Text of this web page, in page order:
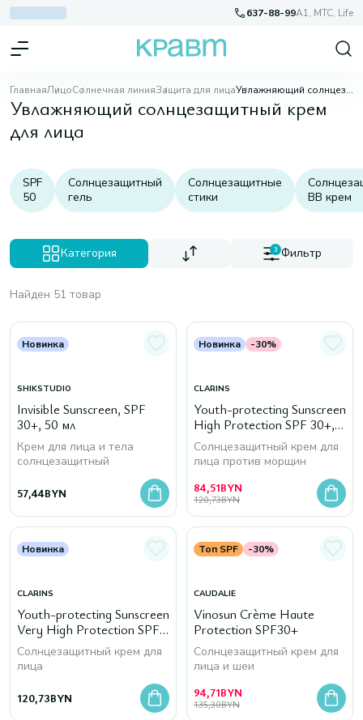
637-88-99A1, МТС, Life
ГлавнаяЛицоСолнечная линияЗащита для лица Увлажняющий солнцезащитный крем для лица
Увлажняющий солнцезащитный крем
для лица
SPF
50
Солнцезащитный
гель
Солнцезащитные
стики
BB крем
Категория 3 Фильтр
Найден 51 товар
Новинка
SHIKSTUDIO
Invisible Sunscreen, SPF
30+, 50 мл
Крем для лица и тела
солнцезащитный
57,44BYN
Новинка -30%
CLARINS
Youth-protecting Sunscreen
High Protection SPF 30+,
50 мл
Солнцезащитный крем для
лица против морщин
84,51BYN
120,73BYN
Новинка
CLARINS
Youth-protecting Sunscreen
Very High Protection SPF
50+, 50 мл
Солнцезащитный крем для
лица
120,73BYN
Топ SPF -30%
CAUDALIE
Vinosun Crème Haute
Protection SPF30+
Солнцезащитный крем для
лица и шеи
94,71BYN
135,30BYN